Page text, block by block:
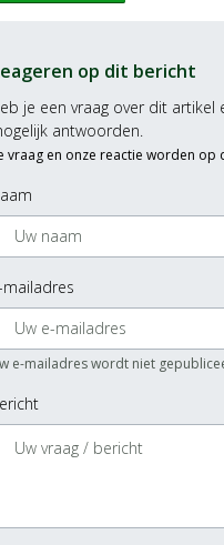
op dit bericht
je een vraag over dit
antwoorden.
vraag en onze reactie worden
mailadres
e-mailadres wordt niet